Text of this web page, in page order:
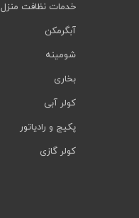
خدمات نظافت منزل
آبگرمکن
شومینه
بخاری
کولر آبی
پکیج و رادیاتور
کولر گازی